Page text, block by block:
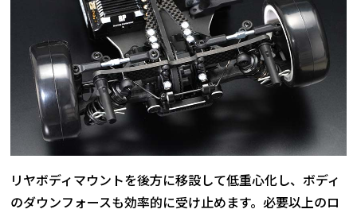
リヤボディマウントを後方に移設して低重心化し、ボディ
のダウンフォースも効率的に受け止めます。必要以上のロ